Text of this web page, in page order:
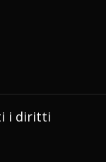
i diritti